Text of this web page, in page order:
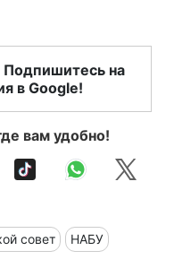
Подпишитесь на
в Google!
вам удобно!
совет НАБУ